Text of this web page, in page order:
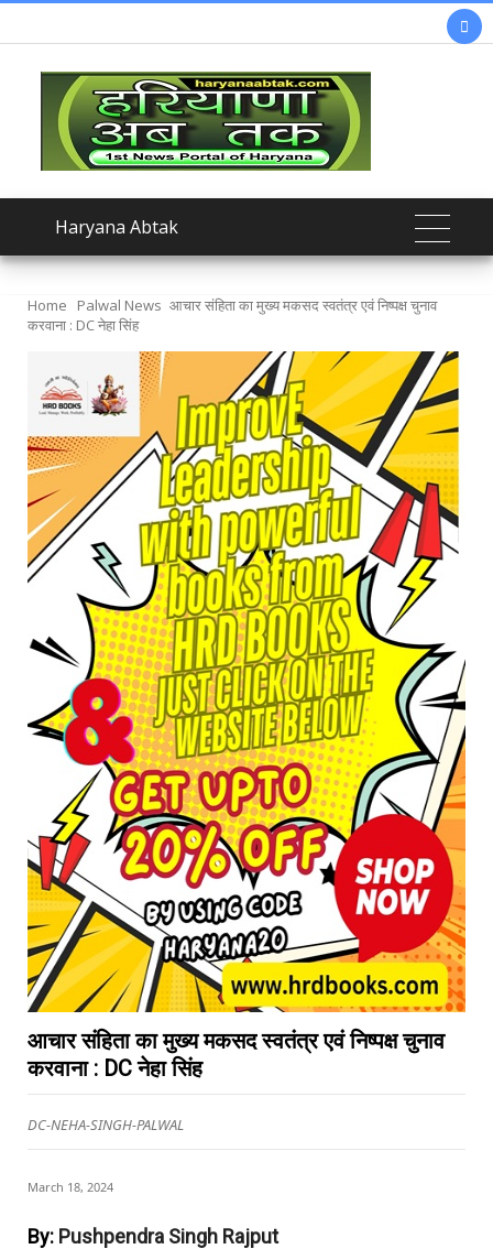

Haryana Abtak
Home Palwal News आचार संहिता का मुख्य मकसद स्वतंत्र एवं निष्पक्ष चुनाव
करवाना : DC नेहा सिंह
आचार संहिता का मुख्य मकसद स्वतंत्र एवं निष्पक्ष चुनाव
करवाना : DC नेहा सिंह
DC-NEHA-SINGH-PALWAL
March 18, 2024
By: Pushpendra Singh Rajput